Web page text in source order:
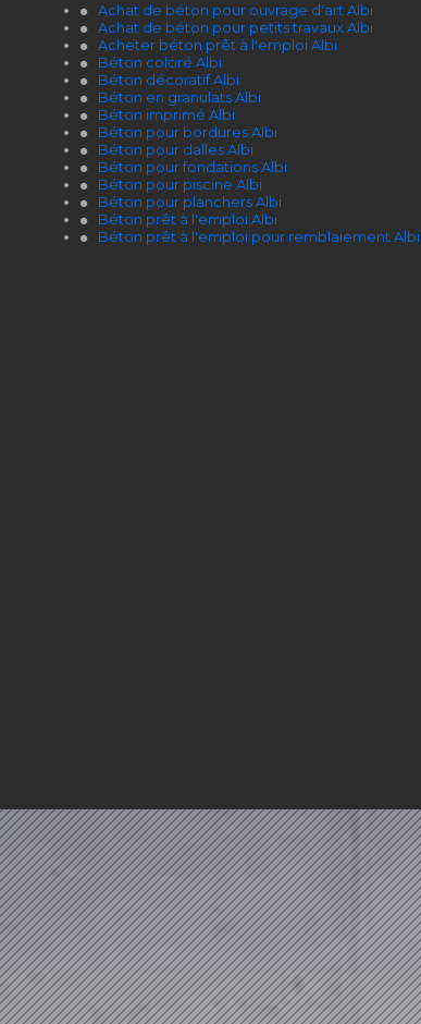
Achat de béton pour ouvrage d'art Albi
Achat de béton pour petits travaux Albi
Acheter béton prêt à l'emploi Albi
Béton coloré Albi
Béton décoratif Albi
Béton en granulats Albi
Béton imprimé Albi
Béton pour bordures Albi
Béton pour dalles Albi
Béton pour fondations Albi
Béton pour piscine Albi
Béton pour planchers Albi
Béton prêt à l'emploi Albi
Béton prêt à l'emploi pour remblaiement Albi